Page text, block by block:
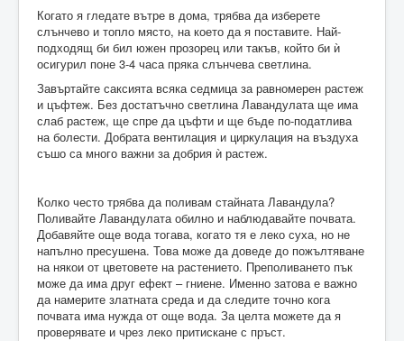
Когато я гледате вътре в дома, трябва да изберете
слънчево и топло място, на което да я поставите. Най-
подходящ би бил южен прозорец или такъв, който би ѝ
осигурил поне 3-4 часа пряка слънчева светлина.
Завъртайте саксията всяка седмица за равномерен растеж
и цъфтеж. Без достатъчно светлина Лавандулата ще има
слаб растеж, ще спре да цъфти и ще бъде по-податлива
на болести. Добрата вентилация и циркулация на въздуха
съшо са много важни за добрия ѝ растеж.
Колко често трябва да поливам стайната Лавандула?
Поливайте Лавандулата обилно и наблюдавайте почвата.
Добавяйте още вода тогава, когато тя е леко суха, но не
напълно пресушена. Това може да доведе до пожълтяване
на някои от цветовете на растението. Преполиването пък
може да има друг ефект – гниене. Именно затова е важно
да намерите златната среда и да следите точно кога
почвата има нужда от още вода. За целта можете да я
проверявате и чрез леко притискане с пръст.